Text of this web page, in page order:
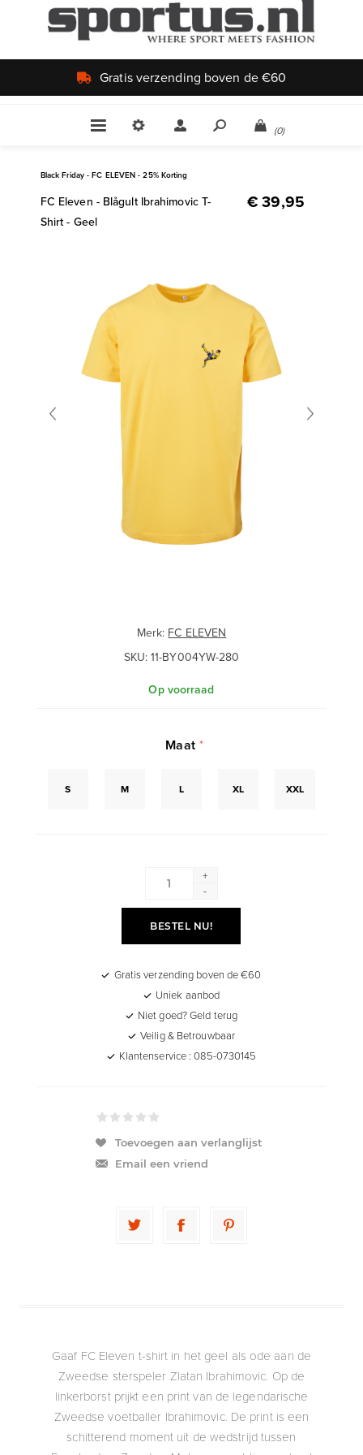
Uniek aanbod
(0)
Black Friday - FC ELEVEN - 25% Korting
FC Eleven - Blågult Ibrahimovic T-
Shirt - Geel
€ 39,95
Merk: FC ELEVEN
SKU: 11-BY004YW-280
Op voorraad
Maat*
S M L XL XXL
+
-
BESTEL NU!
Gratis verzending boven de €60
Uniek aanbod
Niet goed? Geld terug
Veilig & Betrouwbaar
Klantenservice : 085-0730145
Toevoegen aan verlanglijst
Email een vriend
Gaaf FC Eleven t-shirt in het geel als ode aan de
Zweedse sterspeler Zlatan Ibrahimovic. Op de
linkerborst prijkt een print van de legendarische
Zweedse voetballer Ibrahimovic. De print is een
schitterend moment uit de wedstrijd tussen